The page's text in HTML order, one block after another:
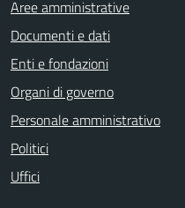
Aree amministrative
Documenti e dati
Enti e fondazioni
Organi di governo
Personale amministrativo
Politici
Uffici